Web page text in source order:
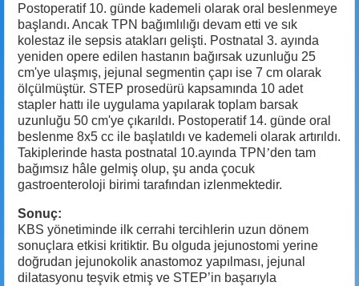
Postoperatif 10. günde kademeli olarak oral beslenmeye
başlandı. Ancak TPN bağımlılığı devam etti ve sık
kolestaz ile sepsis atakları gelişti. Postnatal 3. ayında
yeniden opere edilen hastanın bağırsak uzunluğu 25
cm'ye ulaşmış, jejunal segmentin çapı ise 7 cm olarak
ölçülmüştür. STEP prosedürü kapsamında 10 adet
stapler hattı ile uygulama yapılarak toplam barsak
uzunluğu 50 cm'ye çıkarıldı. Postoperatif 14. günde oral
beslenme 8x5 cc ile başlatıldı ve kademeli olarak artırıldı.
Takiplerinde hasta postnatal 10.ayında TPN ’den tam
bağımsız hâle gelmiş olup, şu anda çocuk
gastroenteroloji birimi tarafından izlenmektedir.
Sonuç:
KBS yönetiminde ilk cerrahi tercihlerin uzun dönem
sonuçlara etkisi kritiktir. Bu olguda jejunostomi yerine
doğrudan jejunokolik anastomoz yapılması, jejunal
dilatasyonu teşvik etmiş ve STEP’in başarıyla